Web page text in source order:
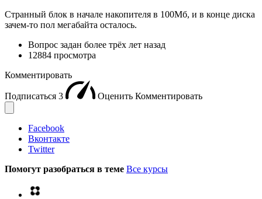
Странный блок в начале накопителя в 100Мб, и в конце диска
зачем-то пол мегабайта осталось.
Вопрос задан более трёх лет назад
12884 просмотра
Комментировать
Подписаться 3 Оценить Комментировать
Facebook
Вконтакте
Twitter
Помогут разобраться в теме Все курсы